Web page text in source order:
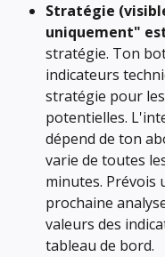
Stratégie
uniquement"
stratégie. Ton
indicateurs
stratégie pour
potentielles.
dépend de ton
varie de toutes
minutes. Prévois
prochaine
valeurs des
tableau de bord.